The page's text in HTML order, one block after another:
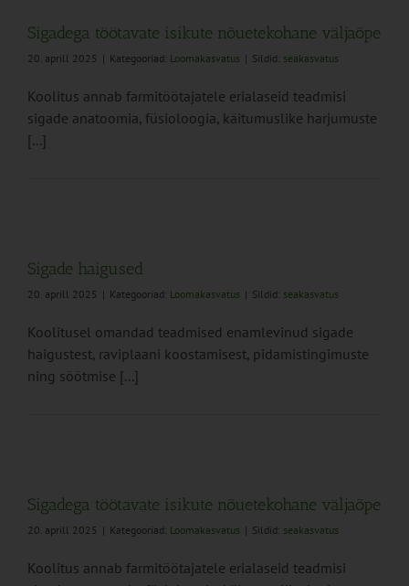
Sigadega töötavate isikute nõuetekohane väljaõpe
20. aprill 2025 | Kategooriad: Loomakasvatus | Sildid: seakasvatus
Koolitus annab farmitöötajatele erialaseid teadmisi
sigade anatoomia, füsioloogia, käitumuslike harjumuste
[...]
Sigade haigused
20. aprill 2025 | Kategooriad: Loomakasvatus | Sildid: seakasvatus
Koolitusel omandad teadmised enamlevinud sigade
haigustest, raviplaani koostamisest, pidamistingimuste
ning söötmise [...]
Sigadega töötavate isikute nõuetekohane väljaõpe
20. aprill 2025 | Kategooriad: Loomakasvatus | Sildid: seakasvatus
Koolitus annab farmitöötajatele erialaseid teadmisi